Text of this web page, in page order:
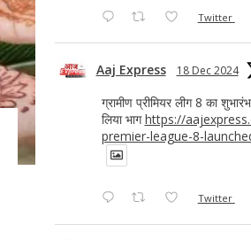
Twitter
Aaj Express 18 Dec 2024
ग्रामीण प्रीमियर लीग 8 का
लिया भागhttps://
premier-league-8-
Twitter